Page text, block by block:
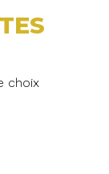
choix